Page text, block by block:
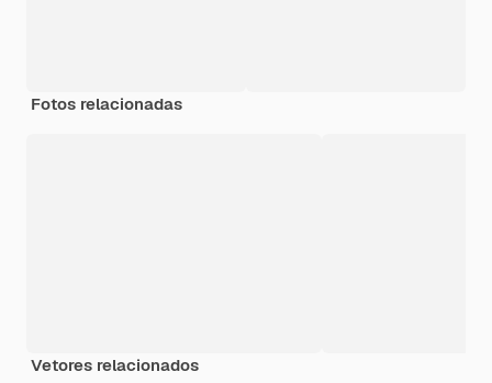
Fotos relacionadas
Vetores relacionados